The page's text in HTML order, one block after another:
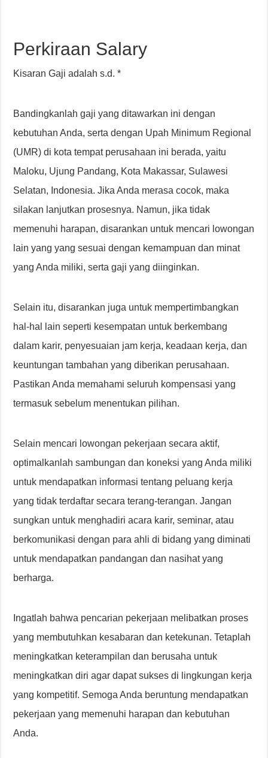
Perkiraan Salary
Kisaran Gaji adalah s.d. *
Bandingkanlah gaji yang ditawarkan ini dengan
kebutuhan Anda, serta dengan Upah Minimum Regional
(UMR) di kota tempat perusahaan ini berada, yaitu
Maloku, Ujung Pandang, Kota Makassar, Sulawesi
Selatan, Indonesia. Jika Anda merasa cocok, maka
silakan lanjutkan prosesnya. Namun, jika tidak
memenuhi harapan, disarankan untuk mencari lowongan
lain yang yang sesuai dengan kemampuan dan minat
yang Anda miliki, serta gaji yang diinginkan.
Selain itu, disarankan juga untuk mempertimbangkan
hal-hal lain seperti kesempatan untuk berkembang
dalam karir, penyesuaian jam kerja, keadaan kerja, dan
keuntungan tambahan yang diberikan perusahaan.
Pastikan Anda memahami seluruh kompensasi yang
termasuk sebelum menentukan pilihan.
Selain mencari lowongan pekerjaan secara aktif,
optimalkanlah sambungan dan koneksi yang Anda miliki
untuk mendapatkan informasi tentang peluang kerja
yang tidak terdaftar secara terang-terangan. Jangan
sungkan untuk menghadiri acara karir, seminar, atau
berkomunikasi dengan para ahli di bidang yang diminati
untuk mendapatkan pandangan dan nasihat yang
berharga.
Ingatlah bahwa pencarian pekerjaan melibatkan proses
yang membutuhkan kesabaran dan ketekunan. Tetaplah
meningkatkan keterampilan dan berusaha untuk
meningkatkan diri agar dapat sukses di lingkungan kerja
yang kompetitif. Semoga Anda beruntung mendapatkan
pekerjaan yang memenuhi harapan dan kebutuhan
Anda.